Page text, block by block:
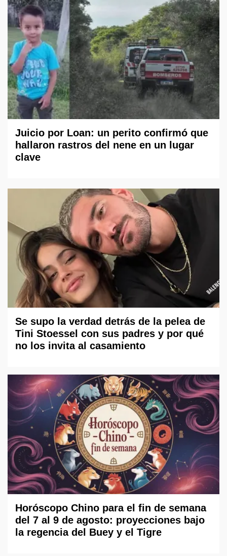
Juicio por Loan: un perito confirmó que
hallaron rastros del nene en un lugar
clave
Se supo la verdad detrás de la pelea de
Tini Stoessel con sus padres y por qué
no los invita al casamiento
Horóscopo Chino para el fin de semana
del 7 al 9 de agosto: proyecciones bajo
la regencia del Buey y el Tigre